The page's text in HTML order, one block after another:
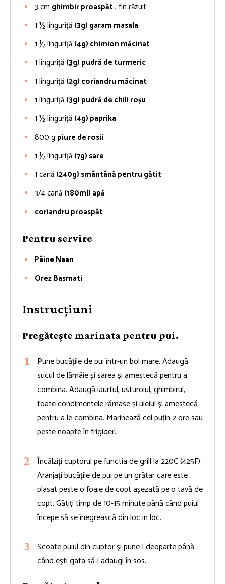
3 cm ghimbir proaspăt, fin răzuit
1 ½linguriță (3g) garam masala
1 ½linguriță (4g) chimion măcinat
1 linguriță (3g) pudră de turmeric
1 linguriță (2g) coriandru măcinat
1 linguriță (3g) pudră de chili roșu
1 ½linguriță (4g) paprika
800 g piure de rosii
1 ½linguriță (7g) sare
1 cană (240g) smântână pentru gătit
3/4cană (180ml) apă
coriandru proaspăt
Pentru servire
Pâine Naan
Orez Basmati
Instrucțiuni
Pregătește marinata pentru pui.
Pune bucățile de pui într-un bol mare. Adaugă
sucul de lămâie și sarea și amestecă pentru a
combina. Adaugă iaurtul, usturoiul, ghimbirul,
toate condimentele rămase și uleiul și amestecă
pentru a le combina. Marinează cel puțin 2 ore sau
peste noapte în frigider.
Încălziți cuptorul pe functia de grill la 220C (425F).
Aranjați bucățile de pui pe un grătar care este
plasat peste o foaie de copt așezată pe o tavă de
copt. Gătiți timp de 10-15 minute până când puiul
începe să se înegrească din loc in loc.
Scoate puiul din cuptor și pune-l deoparte până
când ești gata să-l adaugi în sos.